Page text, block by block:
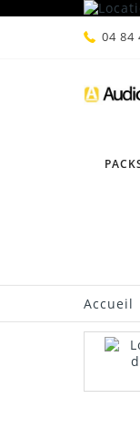
04 84
Accueil